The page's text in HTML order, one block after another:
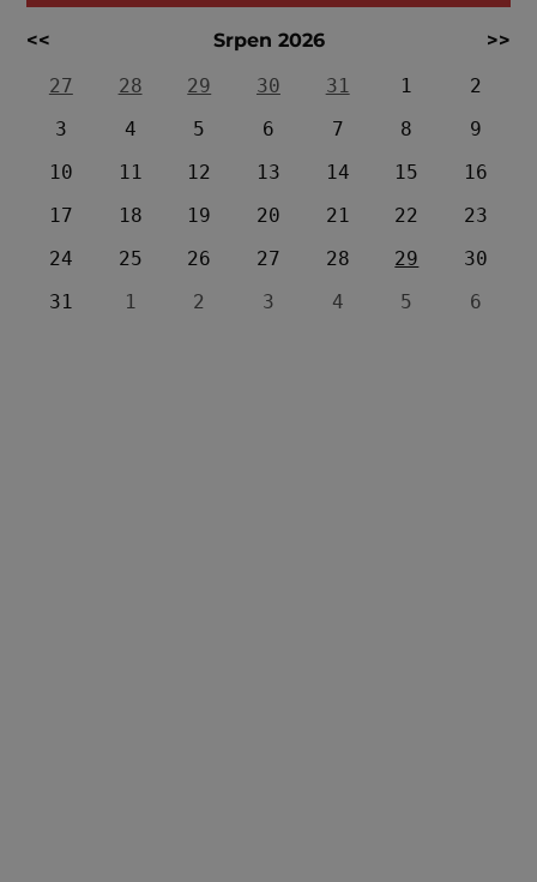
<< Srpen 2026
>>
27
28 29 30 31 1
2
3
4 5 6 7 8
9
10
11 12 13 14 15
16
17
18 19 20 21 22
23
24
25 26 27 28 29
30
31
1 2 3 4 5 6